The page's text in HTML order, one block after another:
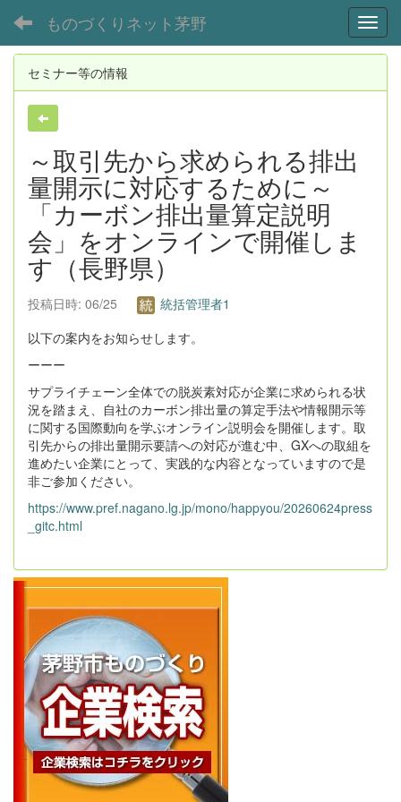
ものづくりネット茅野
セミナー等の情報
～取引先から求められる排出
量開示に対応するために～
「カーボン排出量算定説明
会」をオンラインで開催しま
す（長野県）
投稿日時: 06/25
統括管理者1
以下の案内をお知らせします。
ーーー
サプライチェーン全体での脱炭素対応が企業に求められる状
況を踏まえ、自社のカーボン排出量の算定手法や情報開示等
に関する国際動向を学ぶオンライン説明会を開催します。取
引先からの排出量開示要請への対応が進む中、GXへの取組を
進めたい企業にとって、実践的な内容となっていますので是
非ご参加ください。
https://www.pref.nagano.lg.jp/mono/happyou/20260624press
_gitc.html